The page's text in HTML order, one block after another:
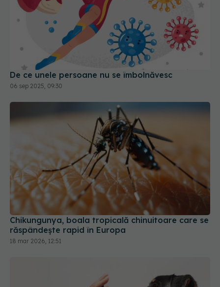
De ce unele persoane nu se îmbolnăvesc
06 sep 2025, 09:30
Chikungunya, boala tropicală chinuitoare care se
răspândește rapid în Europa
18 mar 2026, 12:51